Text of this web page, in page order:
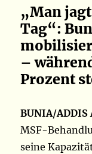
„Man
Tag“:
–
Prozent
BUNIA/ADDIS
MSF-
seine